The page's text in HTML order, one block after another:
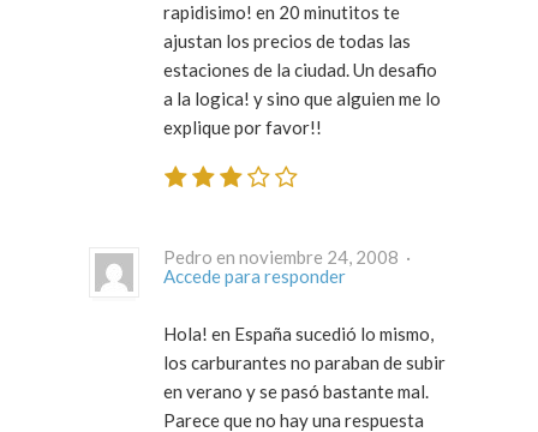
rapidisimo! en 20 minutitos te
ajustan los precios de todas las
estaciones de la ciudad. Un desafio
a la logica! y sino que alguien me lo
explique por favor!!
Pedro en noviembre 24, 2008 ·
Accede para responder
Hola! en España sucedió lo mismo,
los carburantes no paraban de subir
en verano y se pasó bastante mal.
Parece que no hay una respuesta